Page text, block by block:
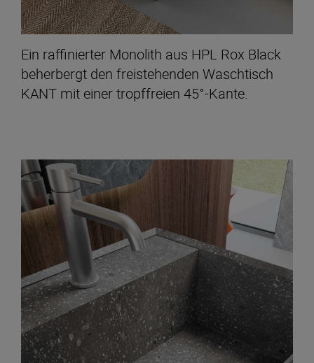
Ein raffinierter Monolith aus HPL Rox Black
beherbergt den freistehenden Waschtisch
KANT mit einer tropffreien 45°-Kante.